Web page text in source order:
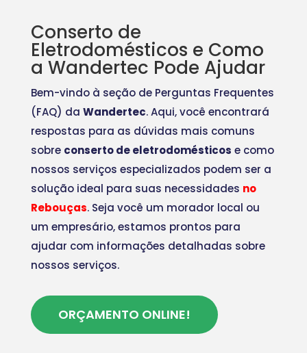
Conserto de
Eletrodomésticos e Como
a Wandertec Pode Ajudar
Bem-vindo à seção de Perguntas Frequentes
(FAQ) da Wandertec. Aqui, você encontrará
respostas para as dúvidas mais comuns
sobre conserto de eletrodomésticos e como
nossos serviços especializados podem ser a
solução ideal para suas necessidades no
Rebouças. Seja você um morador local ou
um empresário, estamos prontos para
ajudar com informações detalhadas sobre
nossos serviços.
ORÇAMENTO ONLINE!